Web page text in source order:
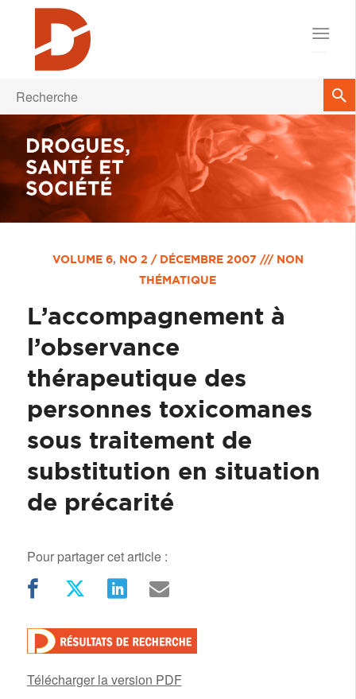
VOLUME 6, NO 2 / DÉCEMBRE 2007 /// NON
THÉMATIQUE
L’accompagnement à
l’observance
thérapeutique des
personnes toxicomanes
sous traitement de
substitution en situation
de précarité
Pour partager cet article :
Télécharger la version PDF